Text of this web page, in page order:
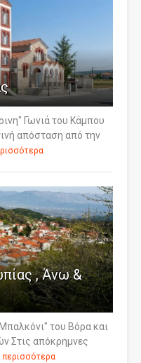
Γωνιά του Κάμπου
απόσταση από την
, Άνω &
του Βόρα και
Στις απόκρημνες
περισσότερα